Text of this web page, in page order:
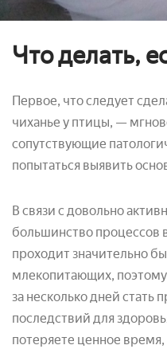
Что делать,
Первое, что следует
чиханье у птицы, —
сопутствующие
попытаться выявить
В связи с довольно
большинство процессов
проходит значительно
млекопитающих,
за несколько дней стать
последствий для
потеряете ценное